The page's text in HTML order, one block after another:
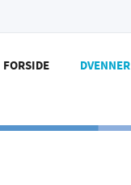
FORSIDE DVENNER